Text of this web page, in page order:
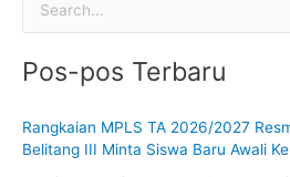
u
Pos-pos Terbaru
Rangkaian MPLS TA 2026/2027
Belitang III Minta Siswa Baru Awali